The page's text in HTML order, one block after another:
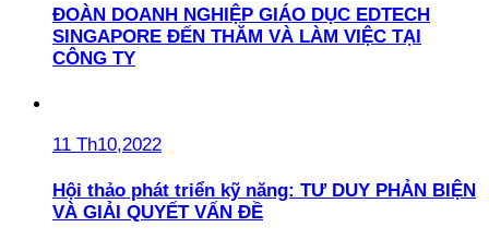
ĐOÀN DOANH NGHIỆP GIÁO DỤC EDTECH
SINGAPORE ĐẾN THĂM VÀ LÀM VIỆC TẠI
CÔNG TY
11 Th10,2022
Hội thảo phát triển kỹ năng: TƯ DUY PHẢN BIỆN
VÀ GIẢI QUYẾT VẤN ĐỀ